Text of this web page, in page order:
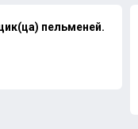
пельменей.